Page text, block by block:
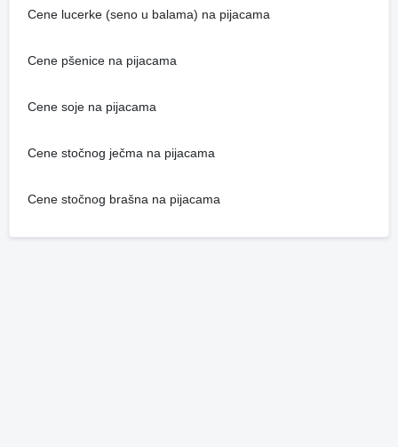
Cene lucerke (seno u balama) na pijacama
Cene pšenice na pijacama
Cene soje na pijacama
Cene stočnog ječma na pijacama
Cene stočnog brašna na pijacama